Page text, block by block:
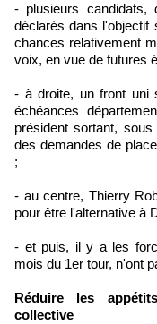
- plusieurs candidats,
déclarés dans l'objectif
chances relativement
voix, en vue de futures
- à droite, un front uni
échéances
président sortant,
des demandes de
;
- au centre, Thierry
pour être l'alternative à
- et puis, il y a les
mois du 1er tour, n'ont
Réduire les
collective